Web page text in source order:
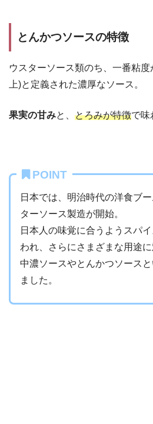
とんかつソースの特徴
ウスターソース類のち、一番粘
上)と定義された濃厚なソース。
果実の甘みと、 とろみが特徴で味
POINT
日本では、明治時代の洋食ブ
ターソース製造が開始。
日本人の味覚に合うようスパ
われ、さらにさまざまな用途に
中濃ソースやとんかつソース
ました。